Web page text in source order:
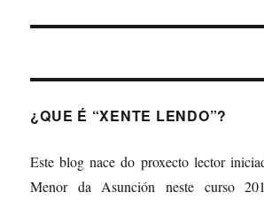
¿QUE É “XENTE LENDO”?
Este blog nace do proxecto lector
Menor da Asunción neste curso